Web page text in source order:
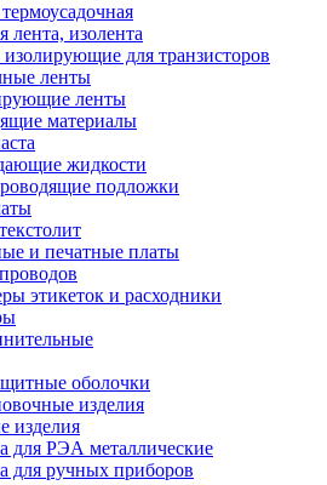
лента, изолента
для транзисторов
ленты
ленты
материалы
жидкости
подложки
и печатные платы
этикеток и расходники
оболочки
изделия
изделия
для РЭА металлические
для ручных приборов